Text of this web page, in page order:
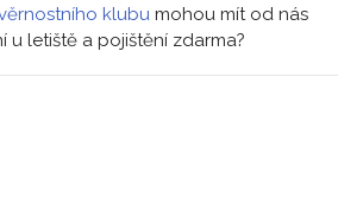
klubu mohou mít od nás
u letiště a pojištění zdarma?